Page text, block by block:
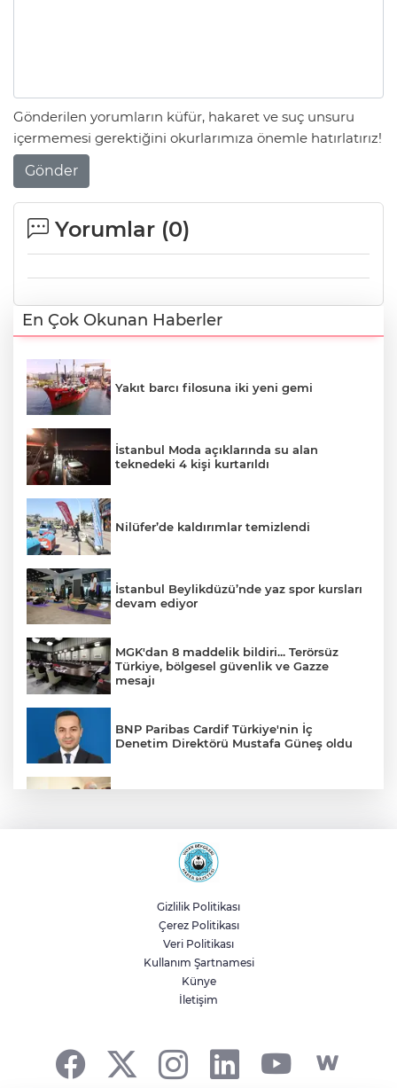
Gönderilen yorumların küfür, hakaret ve suç unsuru
içermemesi gerektiğini okurlarımıza önemle hatırlatırız!
Gönder
Yorumlar (0)
En Çok Okunan Haberler
Yakıt barcı filosuna iki yeni gemi
İstanbul Moda açıklarında su alan
teknedeki 4 kişi kurtarıldı
Nilüfer’de kaldırımlar temizlendi
İstanbul Beylikdüzü’nde yaz spor kursları
devam ediyor
MGK'dan 8 maddelik bildiri... Terörsüz
Türkiye, bölgesel güvenlik ve Gazze
mesajı
BNP Paribas Cardif Türkiye'nin İç
Denetim Direktörü Mustafa Güneş oldu
Sakarya’da ücretsiz doğalgaza
kavuşacaklar
Yalova'da makine arızası yapan tanker
güvenli bölgeye çekildi
Eskişehir Büyükşehir’den kırsal
Gizlilik Politikası
Çerez Politikası
Veri Politikası
Kullanım Şartnamesi
Künye
İletişim